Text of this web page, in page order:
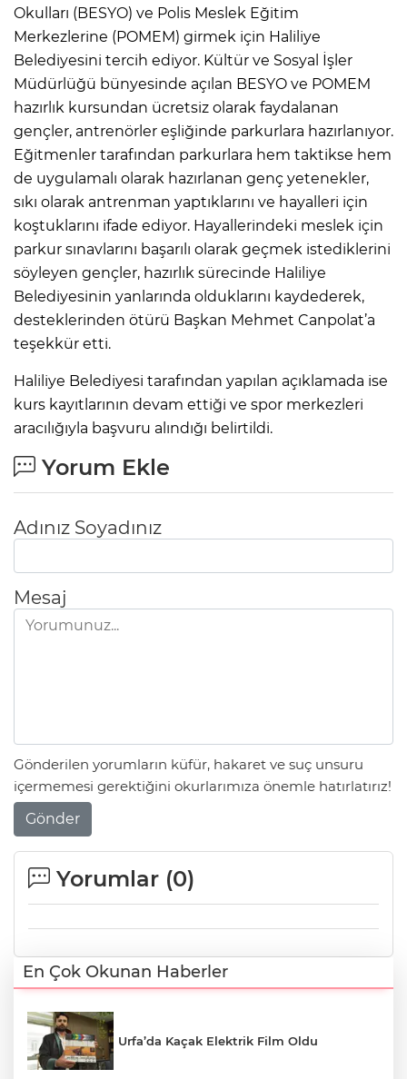
Okulları (BESYO) ve Polis Meslek Eğitim
Merkezlerine (POMEM) girmek için Haliliye
Belediyesini tercih ediyor. Kültür ve Sosyal İşler
Müdürlüğü bünyesinde açılan BESYO ve POMEM
hazırlık kursundan ücretsiz olarak faydalanan
gençler, antrenörler eşliğinde parkurlara hazırlanıyor.
Eğitmenler tarafından parkurlara hem taktikse hem
de uygulamalı olarak hazırlanan genç yetenekler,
sıkı olarak antrenman yaptıklarını ve hayalleri için
koştuklarını ifade ediyor. Hayallerindeki meslek için
parkur sınavlarını başarılı olarak geçmek istediklerini
söyleyen gençler, hazırlık sürecinde Haliliye
Belediyesinin yanlarında olduklarını kaydederek,
desteklerinden ötürü Başkan Mehmet Canpolat’a
teşekkür etti.
Haliliye Belediyesi tarafından yapılan açıklamada ise
kurs kayıtlarının devam ettiği ve spor merkezleri
aracılığıyla başvuru alındığı belirtildi.
Yorum Ekle
Adınız Soyadınız
Mesaj
Gönderilen yorumların küfür, hakaret ve suç unsuru
içermemesi gerektiğini okurlarımıza önemle hatırlatırız!
Gönder
Yorumlar (0)
En Çok Okunan Haberler
Urfa’da Kaçak Elektrik Film Oldu